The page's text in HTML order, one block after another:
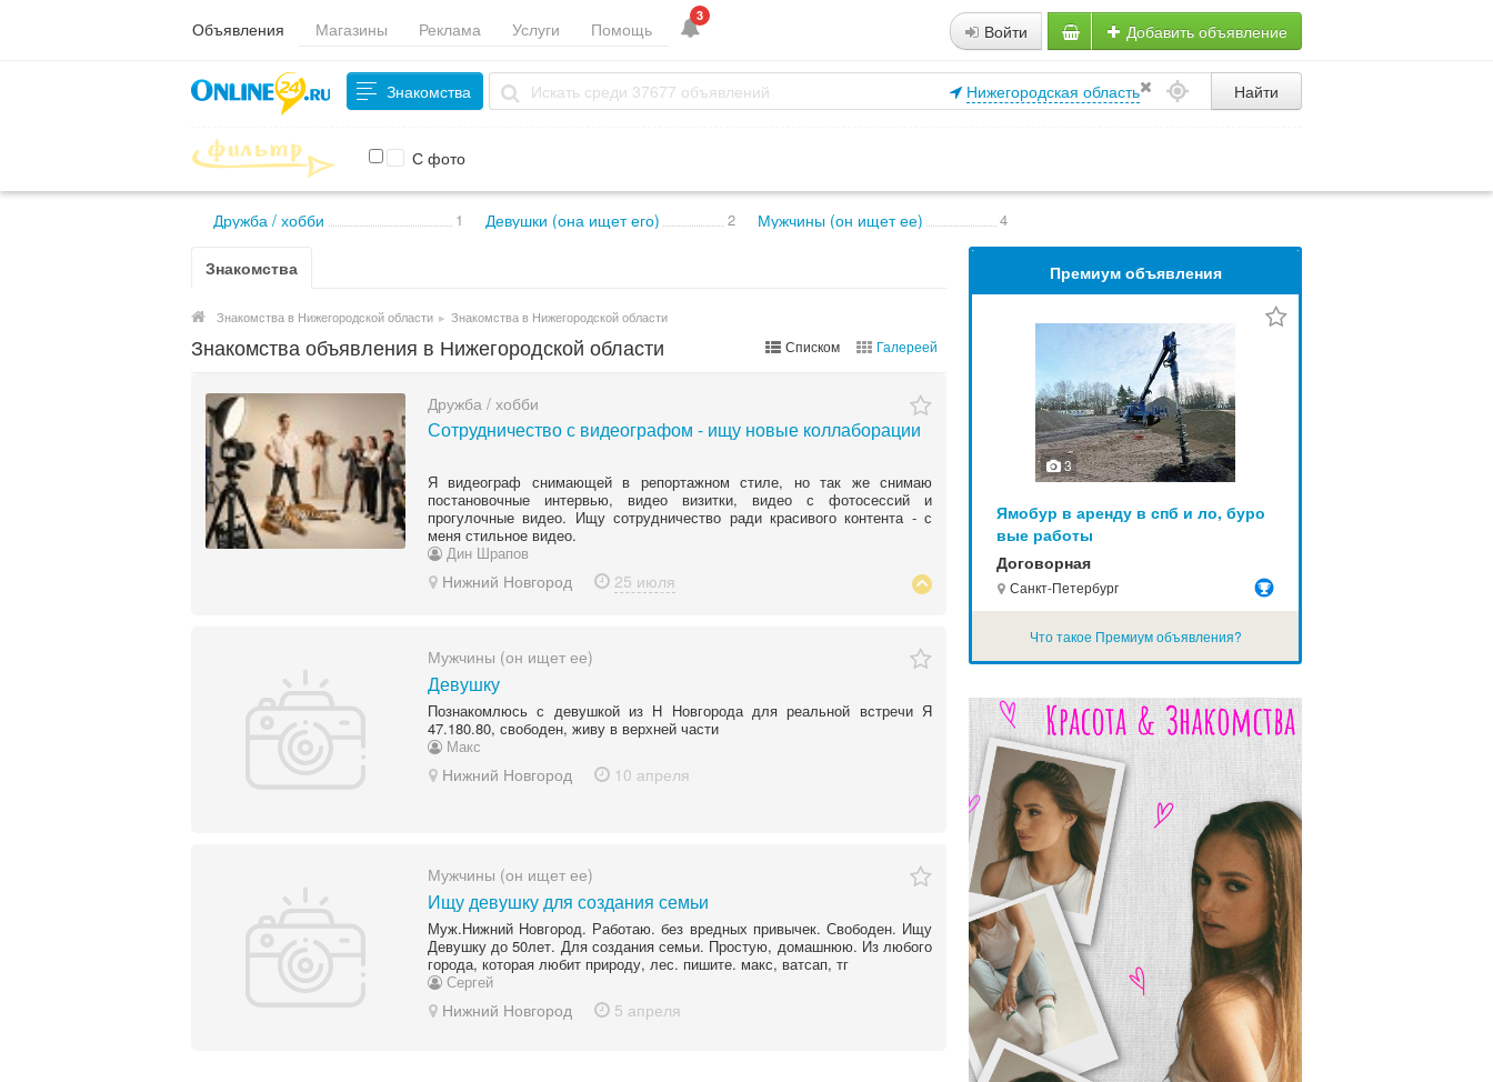
Объявления Магазины Реклама Услуги Помощь
3
Войти Добавить объявление
Знакомства Нижегородская область Найти
С фото
Дружба / хобби 1 Девушки (она ищет его) 2 Мужчины (он ищет ее) 4
Знакомства
Знакомства в Нижегородской области ▸ Знакомства в Нижегородской области
Знакомства объявления в Нижегородской области Списком Галереей
Дружба / хобби
Сотрудничество с видеографом - ищу новые коллаборации
Я видеограф снимающей в репортажном стиле, но так же снимаю
постановочные интервью, видео визитки, видео с фотосессий и
прогулочные видео. Ищу сотрудничество ради красивого контента - с
меня стильное видео.
Дин Шрапов
Нижний Новгород 25 июля
Мужчины (он ищет ее)
Девушку
Познакомлюсь с девушкой из Н Новгорода для реальной встречи Я
47.180.80, свободен, живу в верхней части
Макс
Нижний Новгород 10 апреля
Мужчины (он ищет ее)
Ищу девушку для создания семьи
Муж.Нижний Новгород. Работаю. без вредных привычек. Свободен. Ищу
Девушку до 50лет. Для создания семьи. Простую, домашнюю. Из любого
города, которая любит природу, лес. пишите. макс, ватсап, тг
Сергей
Нижний Новгород 5 апреля
Премиум объявления
3
Ямобур в аренду в спб и ло, буро
вые работы
Договорная
Санкт-Петербург
Что такое Премиум объявления?